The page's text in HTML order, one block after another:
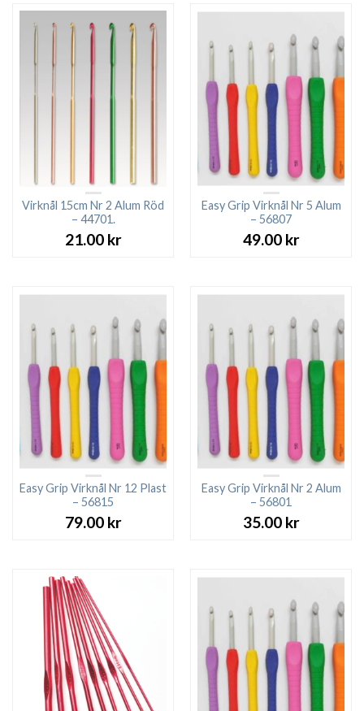
Virknål 15cm Nr 2 Alum Röd
– 44701.
21.00 kr
Easy Grip Virknål Nr 5 Alum
– 56807
49.00 kr
Easy Grip Virknål Nr 12 Plast
– 56815
79.00 kr
Easy Grip Virknål Nr 2 Alum
– 56801
35.00 kr